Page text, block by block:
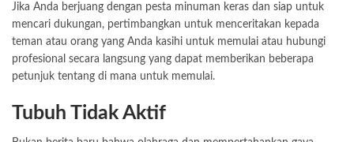
Jika Anda berjuang dengan pesta minuman keras dan siap untuk
mencari dukungan, pertimbangkan untuk menceritakan kepada
teman atau orang yang Anda kasihi untuk memulai atau hubungi
profesional secara langsung yang dapat memberikan beberapa
petunjuk tentang di mana untuk memulai.
Tubuh Tidak Aktif